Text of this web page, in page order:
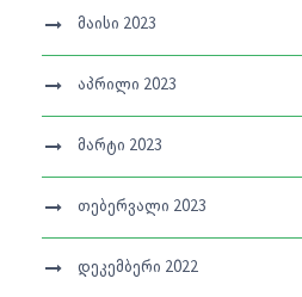
მაისი 2023
აპრილი 2023
მარტი 2023
თებერვალი 2023
დეკემბერი 2022